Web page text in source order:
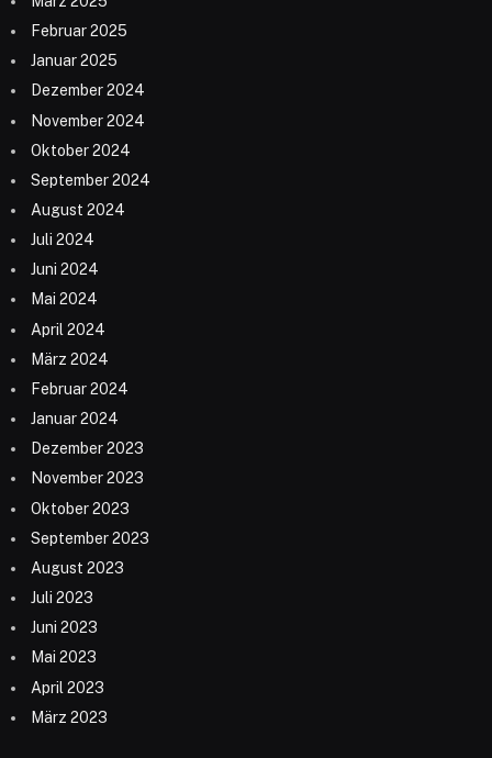
Februar 2025
Januar 2025
Dezember 2024
November 2024
Oktober 2024
September 2024
August 2024
Juli 2024
Juni 2024
Mai 2024
April 2024
März 2024
Februar 2024
Januar 2024
Dezember 2023
November 2023
Oktober 2023
September 2023
August 2023
Juli 2023
Juni 2023
Mai 2023
April 2023
März 2023